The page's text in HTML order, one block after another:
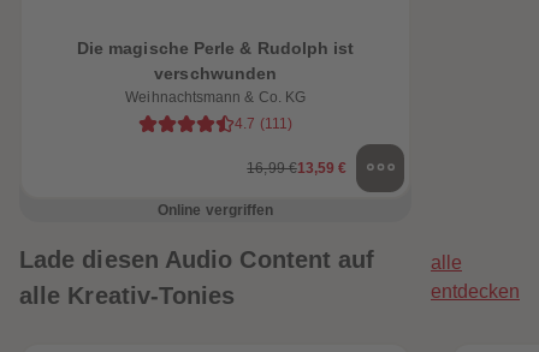
Die magische Perle & Rudolph ist
verschwunden
Weihnachtsmann & Co. KG
4.7 (111)
16,99 €13,59 €
Online vergriffen
Lade diesen Audio Content auf
alle Kreativ-Tonies
alle
entdecken